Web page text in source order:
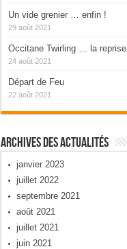
Un vide grenier … enfin !
29 août 2021
Occitane Twirling … la reprise
24 août 2021
Départ de Feu
22 août 2021
Archives Des Actualités
janvier 2023
juillet 2022
septembre 2021
août 2021
juillet 2021
juin 2021